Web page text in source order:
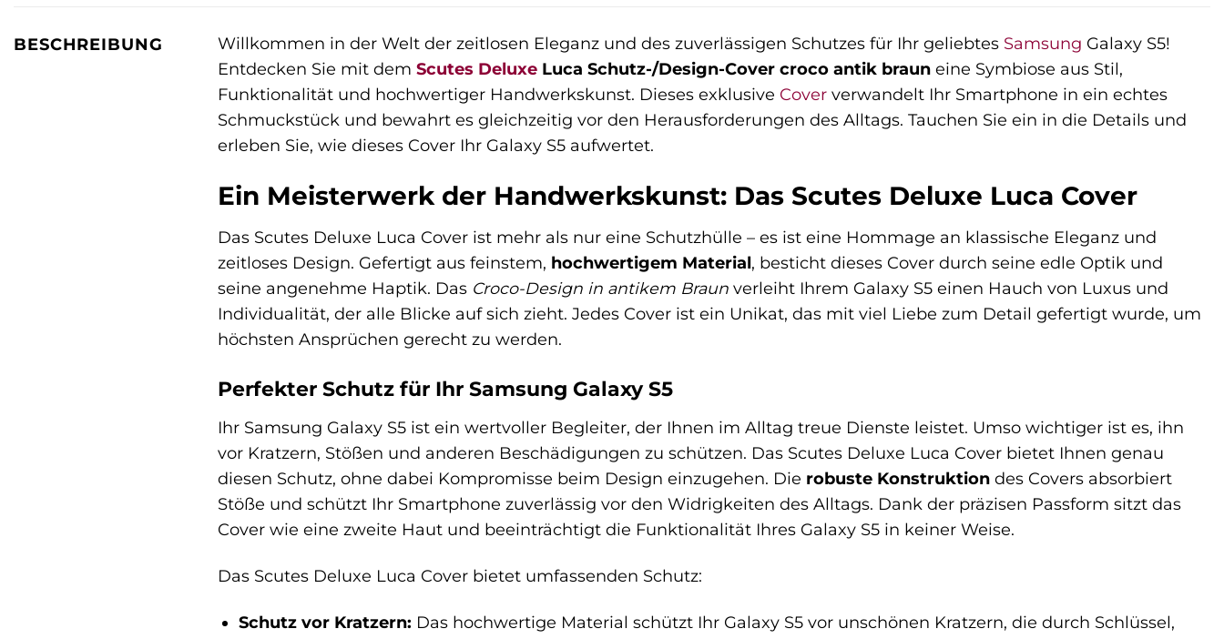
BESCHREIBUNG Willkommen in der Welt der zeitlosen Eleganz und des zuverlässigen Schutzes für Ihr geliebtes Samsung Galaxy S5!
Entdecken Sie mit dem Scutes Deluxe Luca Schutz-/Design-Cover croco antik braun eine Symbiose aus Stil,
Funktionalität und hochwertiger Handwerkskunst. Dieses exklusive Cover verwandelt Ihr Smartphone in ein echtes
Schmuckstück und bewahrt es gleichzeitig vor den Herausforderungen des Alltags. Tauchen Sie ein in die Details und
erleben Sie, wie dieses Cover Ihr Galaxy S5 aufwertet.
Ein Meisterwerk der Handwerkskunst: Das Scutes Deluxe Luca Cover
Das Scutes Deluxe Luca Cover ist mehr als nur eine Schutzhülle – es ist eine Hommage an klassische Eleganz und
zeitloses Design. Gefertigt aus feinstem, hochwertigem Material, besticht dieses Cover durch seine edle Optik und
seine angenehme Haptik. Das Croco-Design in antikem Braun verleiht Ihrem Galaxy S5 einen Hauch von Luxus und
Individualität, der alle Blicke auf sich zieht. Jedes Cover ist ein Unikat, das mit viel Liebe zum Detail gefertigt wurde, um
höchsten Ansprüchen gerecht zu werden.
Perfekter Schutz für Ihr Samsung Galaxy S5
Ihr Samsung Galaxy S5 ist ein wertvoller Begleiter, der Ihnen im Alltag treue Dienste leistet. Umso wichtiger ist es, ihn
vor Kratzern, Stößen und anderen Beschädigungen zu schützen. Das Scutes Deluxe Luca Cover bietet Ihnen genau
diesen Schutz, ohne dabei Kompromisse beim Design einzugehen. Die robuste Konstruktion des Covers absorbiert
Stöße und schützt Ihr Smartphone zuverlässig vor den Widrigkeiten des Alltags. Dank der präzisen Passform sitzt das
Cover wie eine zweite Haut und beeinträchtigt die Funktionalität Ihres Galaxy S5 in keiner Weise.
Das Scutes Deluxe Luca Cover bietet umfassenden Schutz:
Schutz vor Kratzern: Das hochwertige Material schützt Ihr Galaxy S5 vor unschönen Kratzern, die durch Schlüssel,